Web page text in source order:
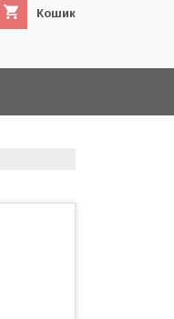
Кошик